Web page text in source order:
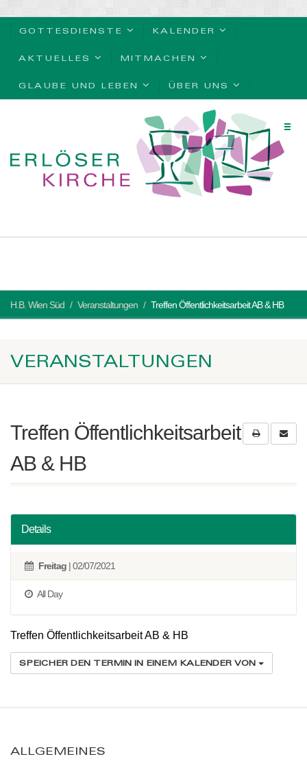
GOTTESDIENSTE KALENDER
AKTUELLES MITMACHEN
GLAUBE UND LEBEN ÜBER UNS
H.B. Wien Süd Veranstaltungen Treffen Öffentlichkeitsarbeit AB & HB
VERANSTALTUNGEN
Treffen Öffentlichkeitsarbeit
AB & HB
Details
Freitag | 02/07/2021
All Day
Treffen Öffentlichkeitsarbeit AB & HB
SPEICHER DEN TERMIN IN EINEM KALENDER VON
ALLGEMEINES